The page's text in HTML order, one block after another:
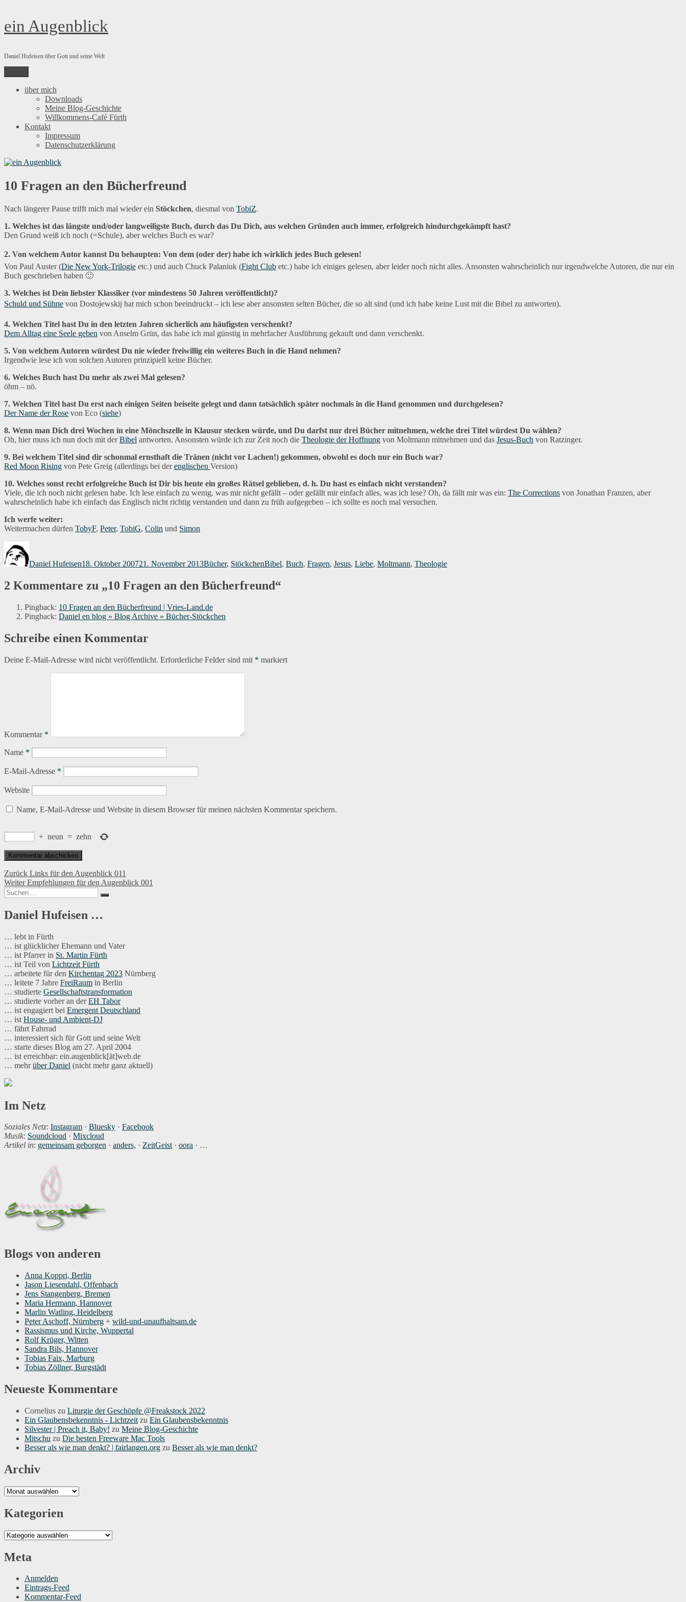
Zum
Inhalt
ein Augenblick
Daniel Hufeisen über Gott und seine Welt
über mich
Downloads
Meine Blog-Geschichte
Willkommens-Café Fürth
Kontakt
Impressum
Datenschutzerklärung
10 Fragen an den Bücherfreund
Nach längerer Pause trifft mich mal wieder ein Stöckchen, diesmal von TobiZ.
1. Welches ist das längste und/oder langweiligste Buch, durch das Du Dich, aus welchen Gründen auch immer, erfolgreich hindurchgekämpft hast?
Den Grund weiß ich noch (=Schule), aber welches Buch es war?
2. Von welchem Autor kannst Du behaupten: Von dem (oder der) habe ich wirklich jedes Buch gelesen!
Von Paul Auster (Die New York-Trilogie etc.) und auch Chuck Palaniuk (Fight Club etc.) habe ich einiges gelesen, aber leider noch nicht alles. Ansonsten wahrscheinlich nur irgendwelche Autoren, die nur ein
Buch geschrieben haben 🙂
3. Welches ist Dein liebster Klassiker (vor mindestens 50 Jahren veröffentlicht)?
Schuld und Sühne von Dostojewskij hat mich schon beeindruckt – ich lese aber ansonsten selten Bücher, die so alt sind (und ich habe keine Lust mit die Bibel zu antworten).
4. Welchen Titel hast Du in den letzten Jahren sicherlich am häufigsten verschenkt?
Dem Alltag eine Seele geben von Anselm Grün, das habe ich mal günstig in mehrfacher Ausführung gekauft und dann verschenkt.
5. Von welchem Autoren würdest Du nie wieder freiwillig ein weiteres Buch in die Hand nehmen?
Irgendwie lese ich von solchen Autoren prinzipiell keine Bücher.
6. Welches Buch hast Du mehr als zwei Mal gelesen?
öhm – nö.
7. Welchen Titel hast Du erst nach einigen Seiten beiseite gelegt und dann tatsächlich später nochmals in die Hand genommen und durchgelesen?
Der Name der Rose von Eco (siehe)
8. Wenn man Dich drei Wochen in eine Mönchszelle in Klausur stecken würde, und Du darfst nur drei Bücher mitnehmen, welche drei Titel würdest Du wählen?
Oh, hier muss ich nun doch mit derBibel antworten. Ansonsten würde ich zur Zeit noch die Theologie der Hoffnung von Moltmann mitnehmen und das Jesus-Buch von Ratzinger.
9. Bei welchem Titel sind dir schonmal ernsthaft die Tränen (nicht vor Lachen!) gekommen, obwohl es doch nur ein Buch war?
Red Moon Rising von Pete Greig (allerdings bei derenglischen Version)
10. Welches sonst recht erfolgreiche Buch ist Dir bis heute ein großes Rätsel geblieben, d. h. Du hast es einfach nicht verstanden?
Viele, die ich noch nicht gelesen habe. Ich lese einfach zu wenig, was mir nicht gefällt – oder gefällt mir einfach alles, was ich lese? Oh, da fällt mir was ein: The Corrections von Jonathan Franzen, aber
wahrscheinlich habe ich einfach das Englisch nicht richtig verstanden und dann zu früh aufgegeben – ich sollte es noch mal versuchen.
Ich werfe weiter:
Weitermachen dürfen TobyF, Peter, TobiG, Colin und Simon
Daniel Hufeisen18. Oktober 200721. November 2013Bücher, StöckchenBibel, Buch, Fragen, Jesus, Liebe, Moltmann, Theologie
2 Kommentare zu „10 Fragen an den Bücherfreund“
Pingback: 10 Fragen an den Bücherfreund | Vries-Land.de
Pingback: Daniel en blog » Blog Archive » Bücher-Stöckchen
Schreibe einen Kommentar
Deine E-Mail-Adresse wird nicht veröffentlicht. Erforderliche Felder sind mit * markiert
Kommentar *
Name *
E-Mail-Adresse *
Website
Name, E-Mail-Adresse und Website in diesem Browser für meinen nächsten Kommentar speichern.
+ neun = zehn
Beitragsnavigation
Zurück Vorheriger
Beitrag:
Links für den Augenblick 011
Weiter Nächster
Beitrag:
Empfehlungen für den Augenblick 001
Suchen
nach:
Suchen
Daniel Hufeisen …
… lebt in Fürth
… ist glücklicher Ehemann und Vater
… ist Pfarrer in St. Martin Fürth
… ist Teil von Lichtzeit Fürth
… arbeitete für den Kirchentag 2023 Nürnberg
… leitete 7 Jahre FreiRaum in Berlin
… studierte Gesellschaftstransformation
… studierte vorher an derEH Tabor
… ist engagiert bei Emergent Deutschland
… ist House- und Ambient-DJ
… fährt Fahrrad
… interessiert sich für Gott und seine Welt
… starte dieses Blog am 27. April 2004
… ist erreichbar: ein.augenblick[ät]web.de
… mehrüber Daniel (nicht mehr ganz aktuell)
Im Netz
Soziales Netz: Instagram · Bluesky · Facebook
Musik: Soundcloud · Mixcloud
Artikel in: gemeinsam geborgen · anders, · ZeitGeist· oora · …
Blogs von anderen
Anna Koppri, Berlin
Jason Liesendahl, Offenbach
Jens Stangenberg, Bremen
Maria Hermann, Hannover
Marlin Watling, Heidelberg
Peter Aschoff, Nürnberg + wild-und-unaufhaltsam.de
Rassismus und Kirche, Wuppertal
Rolf Krüger, Witten
Sandra Bils, Hannover
Tobias Faix, Marburg
Tobias Zöllner, Burgstädt
Neueste Kommentare
Cornelius zu Liturgie der Geschöpfe @Freakstock 2022
Ein Glaubensbekenntnis - Lichtzeit zu Ein Glaubensbekenntnis
Silvester | Preach it, Baby! zu Meine Blog-Geschichte
Mitschu zu Die besten Freeware Mac Tools
Besser als wie man denkt? | fairlangen.org zu Besser als wie man denkt?
Archiv
Archiv
Kategorien
Kategorien
Meta
Anmelden
Eintrags-Feed
Kommentar-Feed